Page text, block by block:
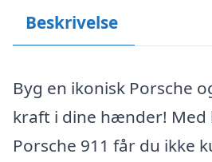
Beskrivelse
Byg en ikonisk Porsche
kraft i dine hænder!
Porsche 911 får du ikke